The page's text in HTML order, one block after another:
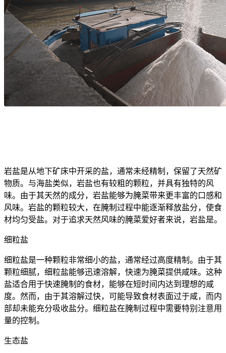
岩盐是从地下矿床中开采的盐，通常未经精制，保留了天然矿
物质。与海盐类似，岩盐也有较粗的颗粒，并具有独特的风
味。由于其天然的成分，岩盐能够为腌菜带来更丰富的口感和
风味。岩盐的颗粒较大，在腌制过程中能逐渐释放盐分，使食
材均匀受盐。对于追求天然风味的腌菜爱好者来说，岩盐是。
细粒盐
细粒盐是一种颗粒非常细小的盐，通常经过高度精制。由于其
颗粒细腻，细粒盐能够迅速溶解，快速为腌菜提供咸味。这种
盐适合用于快速腌制的食材，能够在短时间内达到理想的咸
度。然而，由于其溶解过快，可能导致食材表面过于咸，而内
部却未能充分吸收盐分。细粒盐在腌制过程中需要特别注意用
量的控制。
生态盐